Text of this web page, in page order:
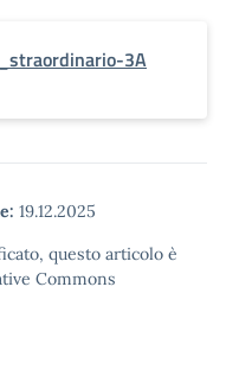
3A
19.12.2025
questo articolo è
Commons